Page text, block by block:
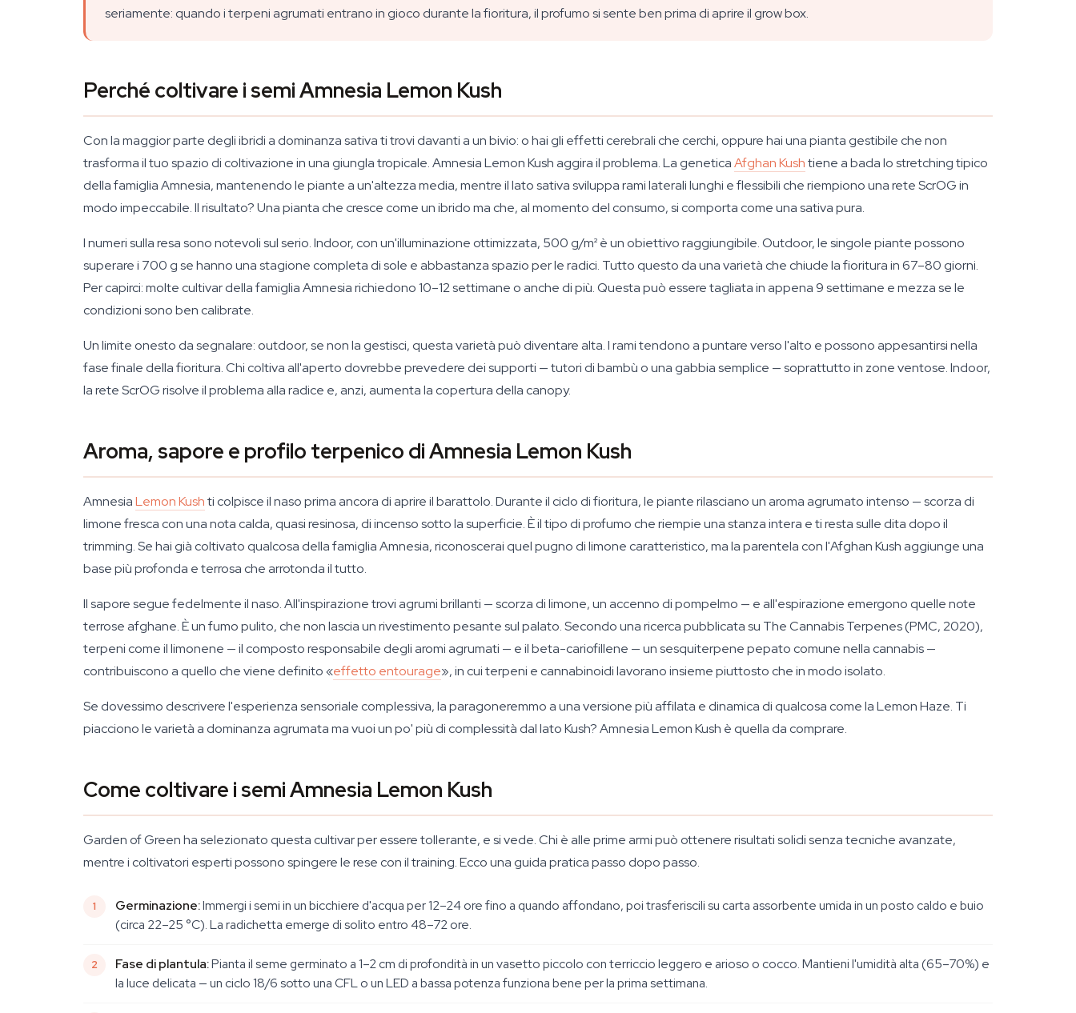
seriamente: quando i terpeni agrumati entrano in gioco durante la fioritura, il profumo si sente ben prima di aprire il grow box.
Perché coltivare i semi Amnesia Lemon Kush
Con la maggior parte degli ibridi a dominanza sativa ti trovi davanti a un bivio: o hai gli effetti cerebrali che cerchi, oppure hai una pianta gestibile che non
trasforma il tuo spazio di coltivazione in una giungla tropicale. Amnesia Lemon Kush aggira il problema. La geneticaAfghan Kushtiene a bada lo stretching tipico
della famiglia Amnesia, mantenendo le piante a un'altezza media, mentre il lato sativa sviluppa rami laterali lunghi e flessibili che riempiono una rete ScrOG in
modo impeccabile. Il risultato? Una pianta che cresce come un ibrido ma che, al momento del consumo, si comporta come una sativa pura.
I numeri sulla resa sono notevoli sul serio. Indoor, con un'illuminazione ottimizzata, 500 g/m² è un obiettivo raggiungibile. Outdoor, le singole piante possono
superare i 700 g se hanno una stagione completa di sole e abbastanza spazio per le radici. Tutto questo da una varietà che chiude la fioritura in 67–80 giorni.
Per capirci: molte cultivar della famiglia Amnesia richiedono 10–12 settimane o anche di più. Questa può essere tagliata in appena 9 settimane e mezza se le
condizioni sono ben calibrate.
Un limite onesto da segnalare: outdoor, se non la gestisci, questa varietà può diventare alta. I rami tendono a puntare verso l'alto e possono appesantirsi nella
fase finale della fioritura. Chi coltiva all'aperto dovrebbe prevedere dei supporti — tutori di bambù o una gabbia semplice — soprattutto in zone ventose. Indoor,
la rete ScrOG risolve il problema alla radice e, anzi, aumenta la copertura della canopy.
Aroma, sapore e profilo terpenico di Amnesia Lemon Kush
AmnesiaLemon Kushti colpisce il naso prima ancora di aprire il barattolo. Durante il ciclo di fioritura, le piante rilasciano un aroma agrumato intenso — scorza di
limone fresca con una nota calda, quasi resinosa, di incenso sotto la superficie. È il tipo di profumo che riempie una stanza intera e ti resta sulle dita dopo il
trimming. Se hai già coltivato qualcosa della famiglia Amnesia, riconoscerai quel pugno di limone caratteristico, ma la parentela con l'Afghan Kush aggiunge una
base più profonda e terrosa che arrotonda il tutto.
Il sapore segue fedelmente il naso. All'inspirazione trovi agrumi brillanti — scorza di limone, un accenno di pompelmo — e all'espirazione emergono quelle note
terrose afghane. È un fumo pulito, che non lascia un rivestimento pesante sul palato. Secondo una ricerca pubblicata su The Cannabis Terpenes (PMC, 2020),
terpeni come il limonene — il composto responsabile degli aromi agrumati — e il beta-cariofillene — un sesquiterpene pepato comune nella cannabis —
contribuiscono a quello che viene definito «effetto entourage», in cui terpeni e cannabinoidi lavorano insieme piuttosto che in modo isolato.
Se dovessimo descrivere l'esperienza sensoriale complessiva, la paragoneremmo a una versione più affilata e dinamica di qualcosa come la Lemon Haze. Ti
piacciono le varietà a dominanza agrumata ma vuoi un po' più di complessità dal lato Kush? Amnesia Lemon Kush è quella da comprare.
Come coltivare i semi Amnesia Lemon Kush
Garden of Green ha selezionato questa cultivar per essere tollerante, e si vede. Chi è alle prime armi può ottenere risultati solidi senza tecniche avanzate,
mentre i coltivatori esperti possono spingere le rese con il training. Ecco una guida pratica passo dopo passo.
Germinazione:Immergi i semi in un bicchiere d'acqua per 12–24 ore fino a quando affondano, poi trasferiscili su carta assorbente umida in un posto caldo e buio
(circa 22–25 °C). La radichetta emerge di solito entro 48–72 ore.
Fase di plantula:Pianta il seme germinato a 1–2 cm di profondità in un vasetto piccolo con terriccio leggero e arioso o cocco. Mantieni l'umidità alta (65–70%) e
la luce delicata — un ciclo 18/6 sotto una CFL o un LED a bassa potenza funziona bene per la prima settimana.